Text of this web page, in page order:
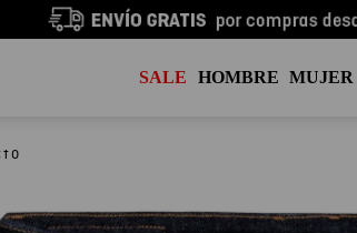
SALE HOMBRE MUJER